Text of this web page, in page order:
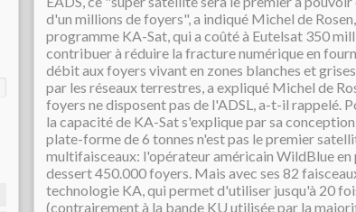
d'un millions de foyers", a indiqué Michel de
programme KA-Sat, qui a coûté à Eutelsat 350
contribuer à réduire la fracture numérique en
débit aux foyers vivant en zones blanches et
par les réseaux terrestres, a expliqué Michel de
foyers ne disposent pas de l'ADSL, a-t-il rappelé.
la capacité de KA-Sat s'explique par sa
plate-forme de 6 tonnes n'est pas le premier
multifaisceaux: l'opérateur américain WildBlue en
dessert 450.000 foyers. Mais avec ses 82
technologie KA, qui permet d'utiliser jusqu'à 20
(contrairement à la bande KU utilisée par la